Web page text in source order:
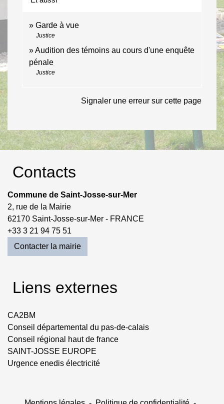
Garde à vue
Justice
Audition des témoins au cours d'une enquête
pénale
Justice
Signaler une erreur sur cette page
Contacts
Commune de Saint-Josse-sur-Mer
2, rue de la Mairie
62170 Saint-Josse-sur-Mer - FRANCE
+33 3 21 94 75 51
Contacter la mairie
Liens externes
CA2BM
Conseil départemental du pas-de-calais
Conseil régional haut de france
SAINT-JOSSE EUROPE
Urgence enedis électricité